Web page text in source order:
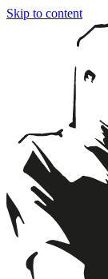
Skip to content